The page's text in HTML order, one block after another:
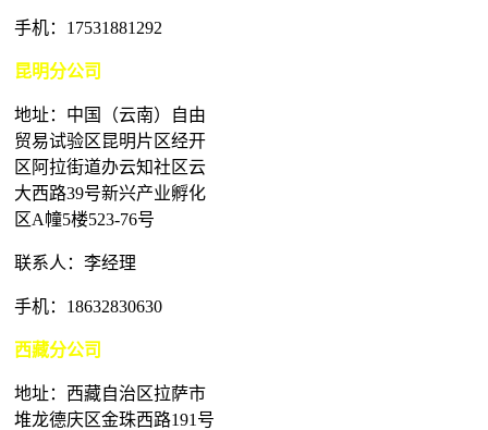
手机：17531881292
昆明分公司
地址：中国（云南）自由
贸易试验区昆明片区经开
区阿拉街道办云知社区云
大西路39号新兴产业孵化
区A幢5楼523-76号
联系人：李经理
手机：18632830630
西藏分公司
地址：西藏自治区拉萨市
堆龙德庆区金珠西路191号